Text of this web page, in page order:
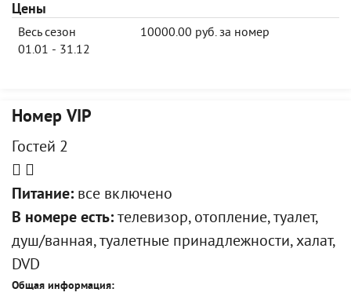
Цены
Весь сезон
01.01 - 31.12
10000.00 руб. за номер
Номер VIP
Гостей 2
Питание: все включено
В номере есть: телевизор, отопление, туалет,
душ/ванная, туалетные принадлежности, халат,
DVD
Общая информация: